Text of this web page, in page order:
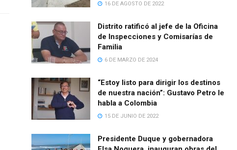
16 DE AGOSTO DE 2022
Distrito ratificó al jefe de la Oficina
de Inspecciones y Comisarías de
Familia
6 DE MARZO DE 2024
“Estoy listo para dirigir los destinos
de nuestra nación”: Gustavo Petro le
habla a Colombia
15 DE JUNIO DE 2022
Presidente Duque y gobernadora